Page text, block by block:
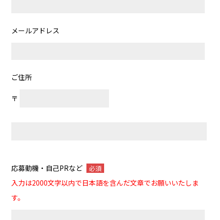
メールアドレス
ご住所
〒
応募動機・自己PRなど 必須
入力は2000文字以内で日本語を含んだ文章でお願いいたしま
す。